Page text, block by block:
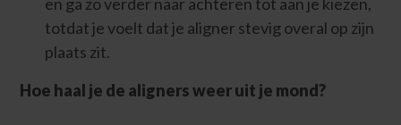
totdat je voelt dat je aligner stevig overal op zijn
plaats zit.
Hoe haal je de aligners weer uit je mond?